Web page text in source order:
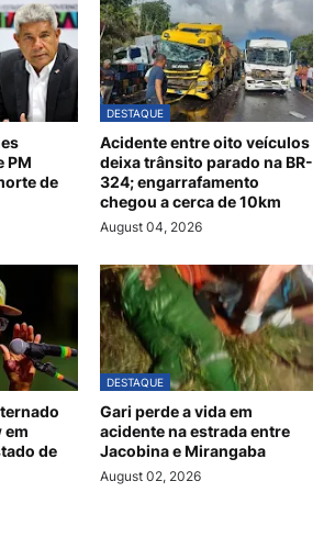
PM
de
DESTAQUE
Acidente entre oito veículos
deixa trânsito parado na BR-
324; engarrafamento
chegou a cerca de 10km
August 04, 2026
em
de
DESTAQUE
Gari perde a vida em
acidente na estrada entre
Jacobina e Mirangaba
August 02, 2026